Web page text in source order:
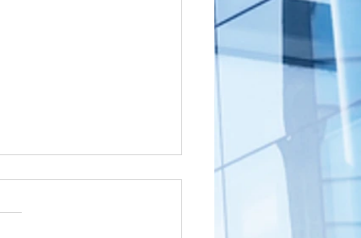
dei 180 giorni non è